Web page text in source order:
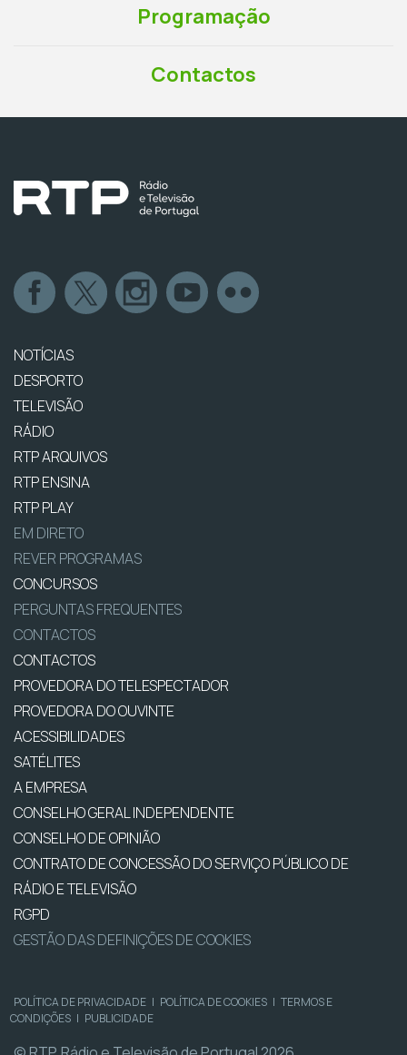
Programação
Contactos
NOTÍCIAS
DESPORTO
TELEVISÃO
RÁDIO
RTP ARQUIVOS
RTP ENSINA
RTP PLAY
EM DIRETO
REVER PROGRAMAS
CONCURSOS
PERGUNTAS FREQUENTES
CONTACTOS
CONTACTOS
PROVEDORA DO TELESPECTADOR
PROVEDORA DO OUVINTE
ACESSIBILIDADES
SATÉLITES
A EMPRESA
CONSELHO GERAL INDEPENDENTE
CONSELHO DE OPINIÃO
CONTRATO DE CONCESSÃO DO SERVIÇO PÚBLICO DE
RÁDIO E TELEVISÃO
RGPD
GESTÃO DAS DEFINIÇÕES DE COOKIES
POLÍTICA DE PRIVACIDADE | POLÍTICA DE COOKIES | TERMOS E
CONDIÇÕES | PUBLICIDADE